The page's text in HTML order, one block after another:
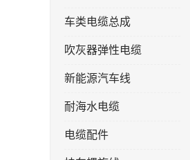
车类电缆总成
吹灰器弹性电缆
新能源汽车线
耐海水电缆
电缆配件